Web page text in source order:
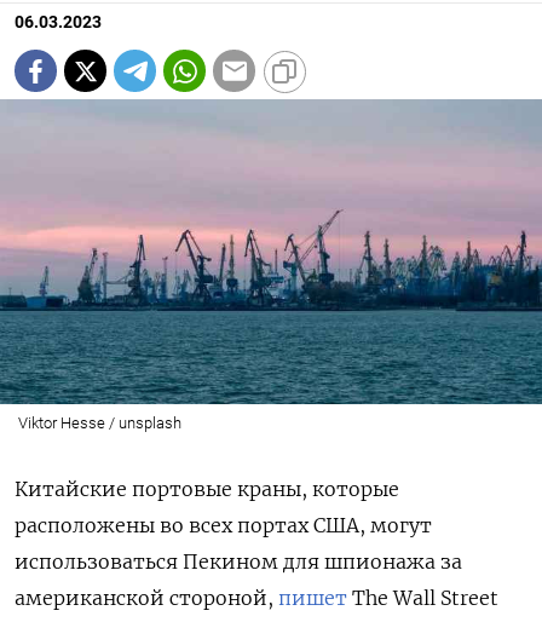
06.03.2023
Viktor Hesse / unsplash
Китайские портовые краны, которые
расположены во всех портах США, могут
использоваться Пекином для шпионажа за
американской стороной, пишет The Wall Street